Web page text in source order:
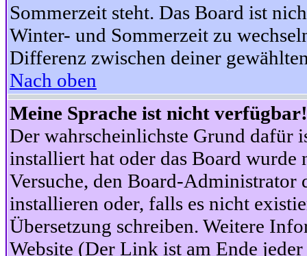
Sommerzeit steht. Das Board ist
Winter- und Sommerzeit zu
Differenz zwischen deiner
Nach oben
Meine Sprache ist nicht verfügbar!
Der wahrscheinlichste Grund dafür
installiert hat oder das Board wurde
Versuche, den Board-Administrator
installieren oder, falls es nicht
Übersetzung schreiben. Weitere
Website (Der Link ist am Ende jeder